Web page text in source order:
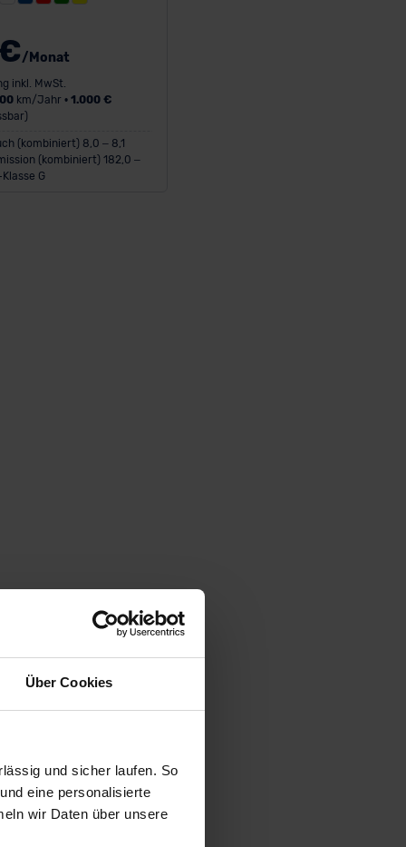
Über Cookies
und sicher laufen. So
eine personalisierte
wir Daten über unsere
/Monat
inkl. MwSt.
km/Jahr • 1.000 €
(kombiniert) 8,0 – 8,1
(kombiniert) 182,0 –
G